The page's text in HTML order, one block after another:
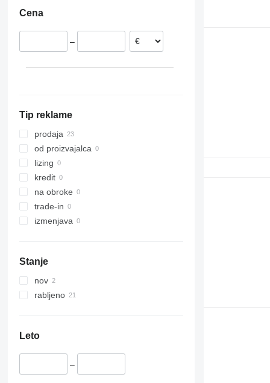
Cena
–
Tip reklame
prodaja
od proizvajalca
lizing
kredit
na obroke
trade-in
izmenjava
Stanje
nov
rabljeno
Leto
–